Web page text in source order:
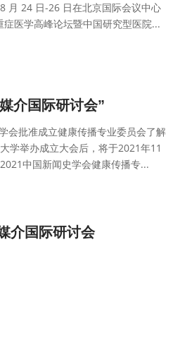
月 24 日-26 日在北京国际会议中心
医学高峰论坛暨中国研究型医院...
介国际研讨会”
会批准成立健康传播专业委员会了解
学举办成立大会后，将于2021年11
中国新闻史学会健康传播专...
介国际研讨会